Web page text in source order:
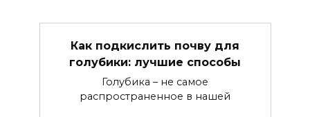
Как подкислить почву для
голубики: лучшие способы
Голубика – не самое
распространенное в нашей